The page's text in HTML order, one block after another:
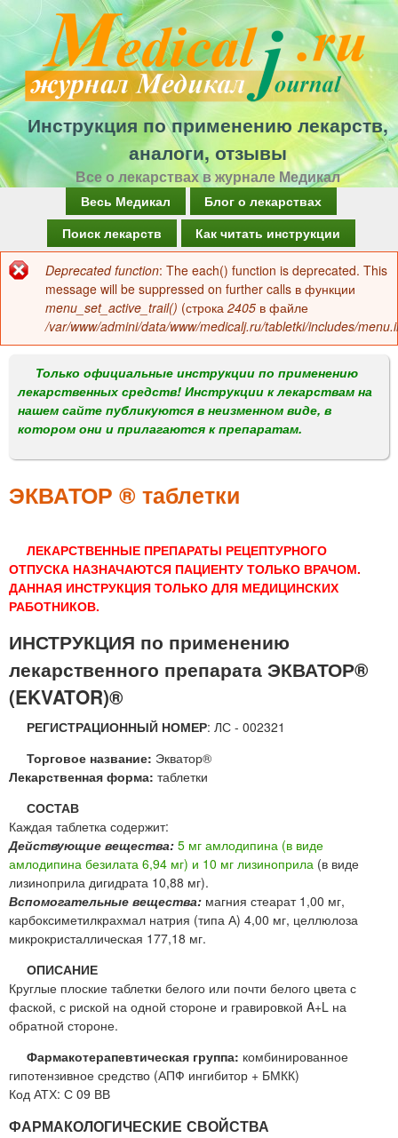
Перейти
к
основному
содержанию
Инструкция по применению лекарств,
аналоги, отзывы
Все о лекарствах в журнале Медикал
а
в
о
м
е
н
Весь Медикал
Блог о лекарствах
Поиск лекарств
Как читать инструкции
Сообщение
об
ошибке
Deprecated function: The each() function is deprecated. This
message will be suppressed on further calls в функции
menu_set_active_trail() (строка 2405 в файле
/var/www/admini/data/www/medicalj.ru/tabletki/includes/
Только официальные инструкции по применению
лекарственных средств! Инструкции к лекарствам на
нашем сайте публикуются в неизменном виде, в
котором они и прилагаются к препаратам.
ЭКВАТОР ® таблетки
ЛЕКАРСТВЕННЫЕ ПРЕПАРАТЫ РЕЦЕПТУРНОГО
ОТПУСКА НАЗНАЧАЮТСЯ ПАЦИЕНТУ ТОЛЬКО ВРАЧОМ.
ДАННАЯ ИНСТРУКЦИЯ ТОЛЬКО ДЛЯ МЕДИЦИНСКИХ
РАБОТНИКОВ.
ИНСТРУКЦИЯ по применению
лекарственного препарата ЭКВАТОР®
(EKVATOR)®
РЕГИСТРАЦИОННЫЙ НОМЕР: ЛС - 002321
Торговое название: Экватор®
Лекарственная форма: таблетки
СОСТАВ
Каждая таблетка содержит:
Действующие вещества: 5 мг амлодипина (в виде
амлодипина безилата 6,94 мг) и 10 мг лизиноприла (в виде
лизиноприла дигидрата 10,88 мг).
Вспомогательные вещества: магния стеарат 1,00 мг,
карбоксиметилкрахмал натрия (типа А) 4,00 мг, целлюлоза
микрокристаллическая 177,18 мг.
ОПИСАНИЕ
Круглые плоские таблетки белого или почти белого цвета с
фаской, с риской на одной стороне и гравировкой A+L на
обратной стороне.
Фармакотерапевтическая группа: комбинированное
гипотензивное средство (АПФ ингибитор + БМКК)
Код АТХ: С 09 ВВ
ФАРМАКОЛОГИЧЕСКИЕ СВОЙСТВА